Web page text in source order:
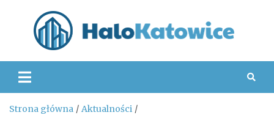
Strona główna
Aktualności